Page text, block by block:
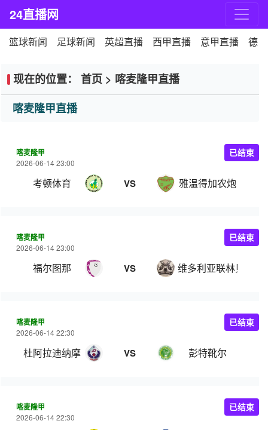
24直播网
篮球新闻 足球新闻 英超直播 西甲直播 意甲直播 德
现在的位置： 首页 > 喀麦隆甲直播
喀麦隆甲直播
喀麦隆甲
2026-06-14 23:00
考顿体育 VS 雅温得加农炮
已结束
喀麦隆甲
2026-06-14 23:00
福尔图那 VS 维多利亚联林贝
已结束
喀麦隆甲
2026-06-14 22:30
杜阿拉迪纳摩 VS 彭特靴尔
已结束
喀麦隆甲
2026-06-14 22:30
已结束